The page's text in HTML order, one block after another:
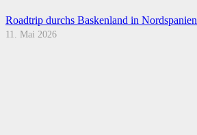
Roadtrip durchs Baskenland in Nordspanien
11. Mai 2026